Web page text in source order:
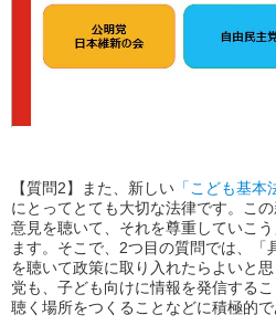
【質問2】また、新しい 「こども基本
にとってとても大切な法律です。こ
意見を聴いて、それを尊重していこ
ます。そこで、2つ目の質問では、
を聴いて政策に取り入れたらよいと思
党も、子ども向けに情報を発信する
聴く場所をつくることなどに積極的で